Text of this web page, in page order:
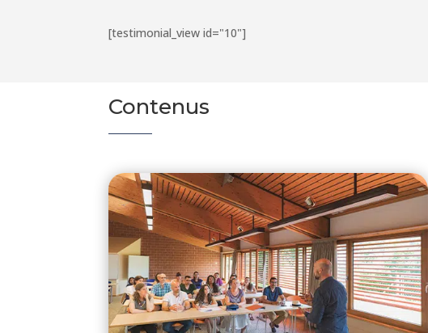
[testimonial_view id="10"]
Contenus